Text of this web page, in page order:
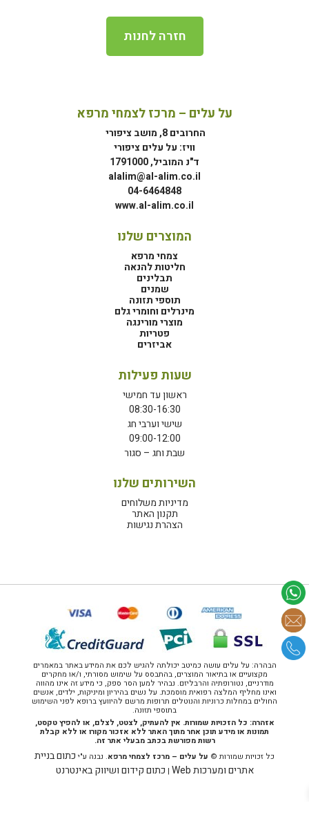
חזרה לחנות
על עלים – מרכז לצמחי מרפא
החרובים 8, מושב ציפורי
וויז: על עלים ציפורי
ד"נ המוביל, 1791000
alalim@al-alim.co.il
04-6464848
www.al-alim.co.il
המוצרים שלנו
צמחי מרפא
חליטות להנאה
תבלינים
שמנים
תוספי תזונה
מינרלים וחומרי גלם
מוצרי מורינגה
פטריות
אביזרים
שעות פעילות
ראשון עד חמישי
08:30-16:30
שישי וערבי חג
09:00-12:00
שבת וחג – סגור
השירותים שלנו
מדיניות משלוחים
תקנון האתר
הצהרת נגישות
הבהרה: על עלים עושה כמיטב יכולתה להגיש לכם את המידע באתר במאמרים
מקצועיים או בתיאור המוצרים, בהתבסס על שימוש מסורתי, ו/או מחקרים
מודרניים, נטורופתיה והרבליזם. נבהיר למען הסר ספק, כי מידע זה אינו מהווה
ואינו מחליף המלצה רפואית מוסמכת. על נשים בהיריון ומיניקות, ילדים, אנשים
החולים במחלות כרוניות והנוטלים תרופות מרשם להיוועץ ברופא לפני השימוש
בתוספי תזונה.
אזהרה: כל הזכויות שמורות. אין להעתיק, לצטט, לצלם, או להפיץ טקסט,
תמונות או מידע תוכן אחר מתוך האתר ללא אזכור מקורו או ללא קבלת
רשות מפורשת בכתב מבעלי אתר זה.
כל זכויות שמורות © על עלים – מרכז לצמחי מרפא. נבנה ע"יכתום בניית
אתרים ומערכות Web
| כתום קידום ושיווק באינטרנט